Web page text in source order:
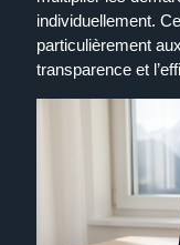
individuellement.
particulièrement
transparence et